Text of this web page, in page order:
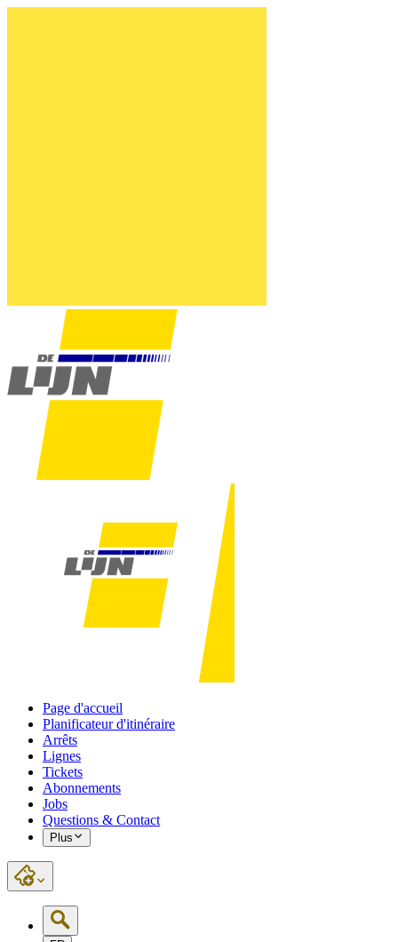
Page d'accueil
Planificateur d'itinéraire
Arrêts
Lignes
Tickets
Abonnements
Jobs
Questions & Contact
Plus